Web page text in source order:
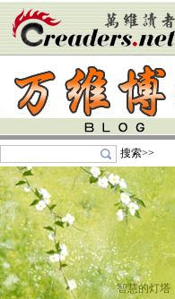
搜索>>
智慧的灯塔